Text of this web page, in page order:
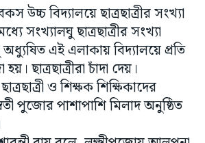
উচ্চ বিদ্যালয়ে ছাত্রছাত্রীর সংখ্যা
সংখ্যালঘু ছাত্রছাত্রীর সংখ্যা
এই এলাকায় বিদ্যালয়ে প্রতি
ছাত্রছাত্রীরা চাঁদা দেয়।
ও শিক্ষক শিক্ষিকাদের
পুজোর পাশাপাশি মিলাদ অনুষ্ঠিত